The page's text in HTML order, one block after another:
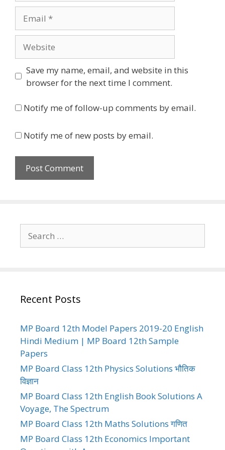
Save my name, email, and website in this
browser for the next time I comment.
Notify me of follow-up comments by email.
Notify me of new posts by email.
for:
Recent Posts
MP Board 12th Model Papers 2019-20 English
Hindi Medium | MP Board 12th Sample
Papers
MP Board Class 12th Physics Solutions भौतिक
विज्ञान
MP Board Class 12th English Book Solutions A
Voyage, The Spectrum
MP Board Class 12th Maths Solutions गणित
MP Board Class 12th Economics Important